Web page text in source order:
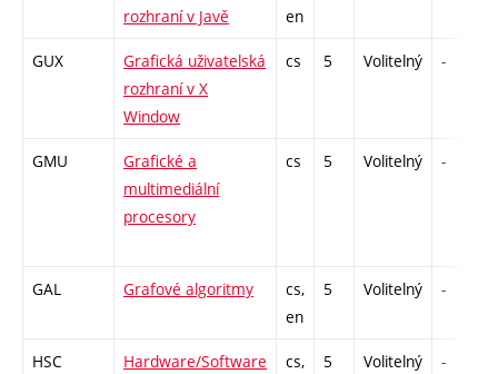
rozhraní v Javě
en
GUX
Grafická uživatelská
rozhraní v X
Window
cs 5 Volitelný -
GMU
Grafické a
multimediální
procesory
cs 5 Volitelný -
GAL Grafové algoritmy
cs,
en
5 Volitelný -
HSC
Hardware/Software
cs,
5 Volitelný -